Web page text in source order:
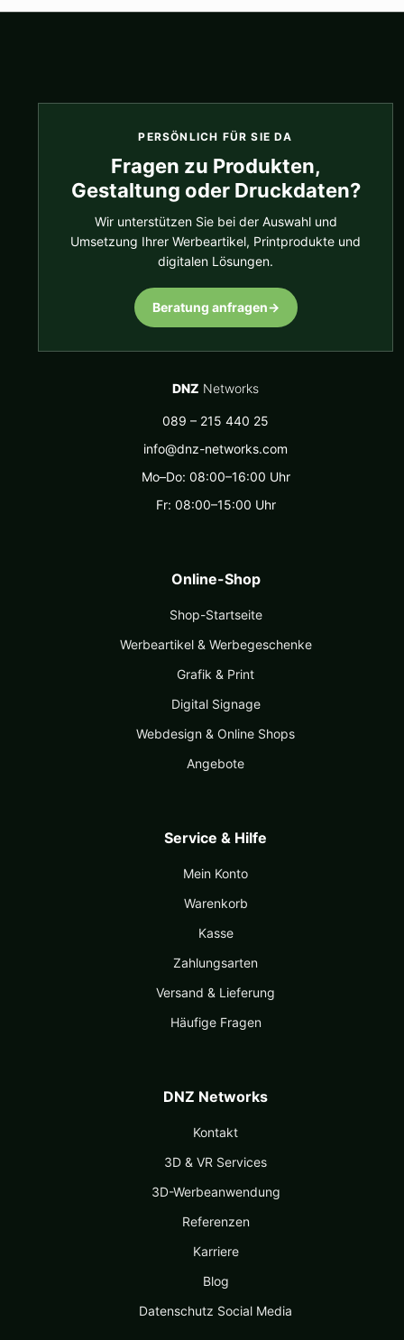
PERSÖNLICH FÜR SIE DA
Fragen zu Produkten,
Gestaltung oder Druckdaten?
Wir unterstützen Sie bei der Auswahl und
Umsetzung Ihrer Werbeartikel, Printprodukte und
digitalen Lösungen.
Beratung anfragen→
DNZ Networks
089 – 215 440 25
info@dnz-networks.com
Mo–Do: 08:00–16:00 Uhr
Fr: 08:00–15:00 Uhr
Online-Shop
Shop-Startseite
Werbeartikel & Werbegeschenke
Grafik & Print
Digital Signage
Webdesign & Online Shops
Angebote
Service & Hilfe
Mein Konto
Warenkorb
Kasse
Zahlungsarten
Versand & Lieferung
Häufige Fragen
DNZ Networks
Kontakt
3D & VR Services
3D-Werbeanwendung
Referenzen
Karriere
Blog
Datenschutz Social Media